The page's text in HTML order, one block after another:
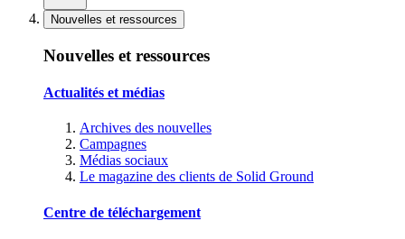
Nouvelles et ressources
Nouvelles et ressources
Actualités et médias
Archives des nouvelles
Campagnes
Médias sociaux
Le magazine des clients de Solid Ground
Centre de téléchargement